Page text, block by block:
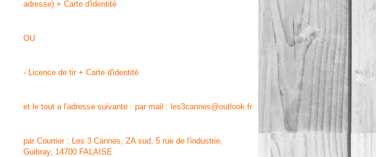
adresse) + Carte d'identité
OU
- Licence de tir + Carte d'identité
et le tout a l'adresse suivante : par mail : les3cannes@outlook.fr
par Courrier : Les 3 Cannes, ZA sud, 5 rue de l'industrie,
Guibray, 14700 FALAISE